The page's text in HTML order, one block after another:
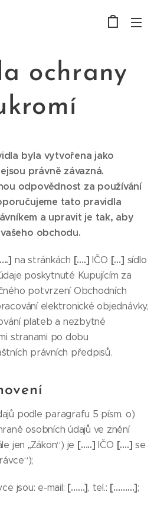
ochrany
byla vytvořena jako
právně závazná.
odpovědnost za používání
tato pravidla
a upravit je tak, aby
obchodu.
na stránkách [….] IČO […] sídlo
poskytnuté Kupujícím za
potvrzení Obchodních
elektronické objednávky,
plateb a nezbytné
stranami po dobu
právních předpisů.
podle paragrafu 5 písm. o)
osobních údajů ve znění
jen „Zákon“) je […..] IČO [….] se
jsou: e-mail: [……], tel.: [………];